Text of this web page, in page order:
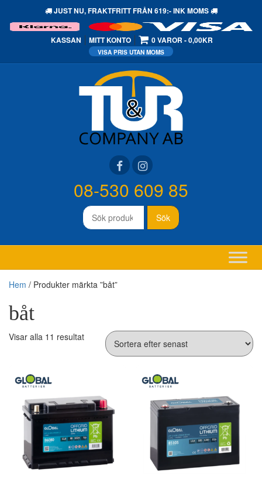
JUST NU,FRAKTFRITTFRÅN 619:- INK MOMS
KASSAN MITT KONTO 0 VAROR 0,00KR
Sök
efter:
Sök
08-530 609 85
Hem / Produkter märkta ”båt”
båt
Visar alla 11 resultatSortera
senaste